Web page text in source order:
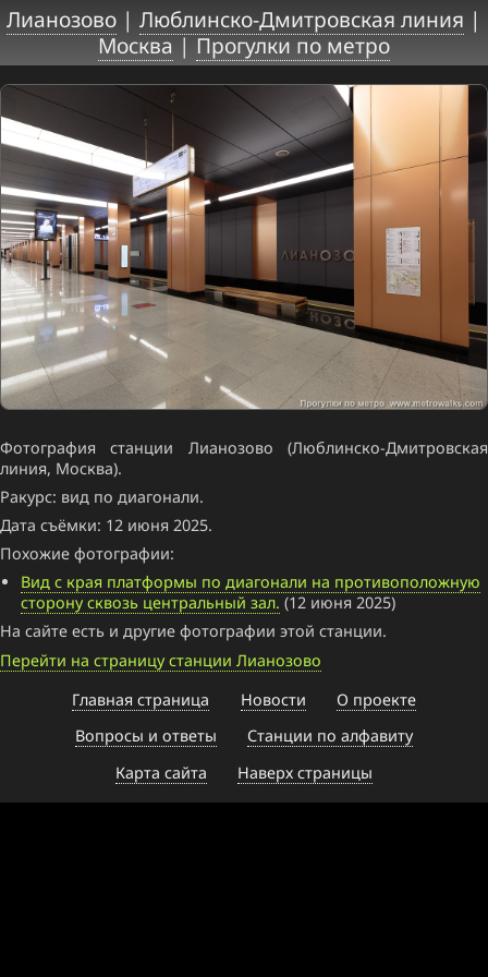
Лианозово | Люблинско-Дмитровская линия |
Москва|Прогулки по метро
Фотография станции Лианозово (Люблинско-Дмитровская
линия, Москва).
Ракурс: вид по диагонали.
Дата съёмки: 12 июня 2025.
Похожие фотографии:
Вид с края платформы по диагонали на противоположную
сторону сквозь центральный зал. (12 июня 2025)
На сайте есть и другие фотографии этой станции.
Перейти на страницу станции Лианозово
Главная страница
Новости
О проекте
Вопросы и ответы
Станции по алфавиту
Карта сайта
Наверх страницы